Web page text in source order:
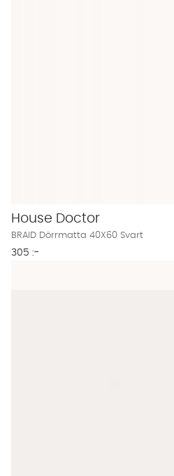
House Doctor
BRAID Dörrmatta 40X60 Svart
305 :-